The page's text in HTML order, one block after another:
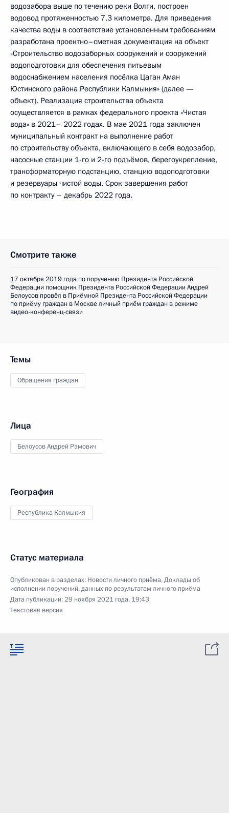
водозабора выше по течению реки Волги, построен
водовод протяженностью 7,3 километра. Для приведения
качества воды в соответствие установленным требованиям
разработана проектно–сметная документация на объект
«Строительство водозаборных сооружений и сооружений
водоподготовки для обеспечения питьевым
водоснабжением населения посёлка Цаган Аман
Юстинского района Республики Калмыкия» (далее —
объект). Реализация строительства объекта
осуществляется в рамках федерального проекта «Чистая
вода» в 2021– 2022 годах. В мае 2021 года заключен
муниципальный контракт на выполнение работ
по строительству объекта, включающего в себя водозабор,
насосные станции 1-го и 2-го подъёмов, берегоукрепление,
трансформаторную подстанцию, станцию водоподготовки
и резервуары чистой воды. Срок завершения работ
по контракту – декабрь 2022 года.
Смотрите также
17 октября 2019 года по поручению Президента Российской
Федерации помощник Президента Российской Федерации Андрей
Белоусов провёл в Приёмной Президента Российской Федерации
по приёму граждан в Москве личный приём граждан в режиме
видео-конференц-связи
Темы
Обращения граждан
Лица
Белоусов Андрей Рэмович
География
Республика Калмыкия
Статус материала
Опубликован в разделах: Новости личного приёма,Доклады об
исполнении поручений, данных по результатам личного приёма
Дата публикации:29 ноября 2021 года, 19:43
Текстовая версия